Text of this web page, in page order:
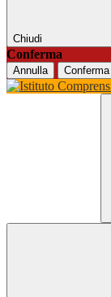
Chiudi
Conferma
Annulla Conferma